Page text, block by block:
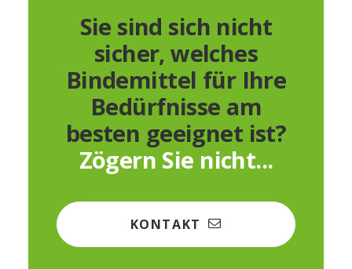
Sie sind sich nicht
sicher, welches
Bindemittel für Ihre
Bedürfnisse am
besten geeignet ist?
Zögern Sie nicht...
KONTAKT